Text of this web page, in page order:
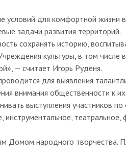
для комфортной жизни в
задачи развития территорий.
сохранять историю,
культуры, в том числе
— считает Игорь Руденя.
для выявления
внимания общественности к
выступления участников
инструментальное,
Домом народного творчества.